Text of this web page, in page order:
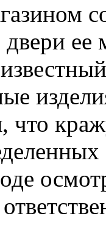
ее
что